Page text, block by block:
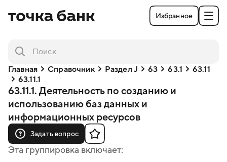
Избранное
Главная Справочник Раздел J 63 63.1
63.11
63.11.1
63.11.1. Деятельность по созданию и
использованию баз данных и
информационных ресурсов
Задать вопрос
Эта группировка включает: